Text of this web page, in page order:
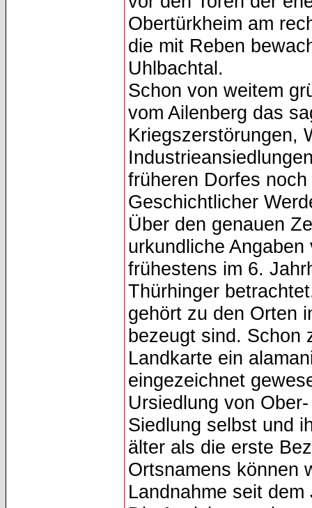
Obertürkheim am
die mit Reben
Uhlbachtal.
Schon von weitem
vom Ailenberg das
Kriegszerstörungen,
früheren Dorfes
Geschichtlicher
Über den genauen
urkundliche
frühestens im 6.
Thürhinger
gehört zu den Orten
bezeugt sind. Schon
Landkarte ein
eingezeichnet
Ursiedlung von
Siedlung selbst und
älter als die erste
Ortsnamens können
Landnahme seit